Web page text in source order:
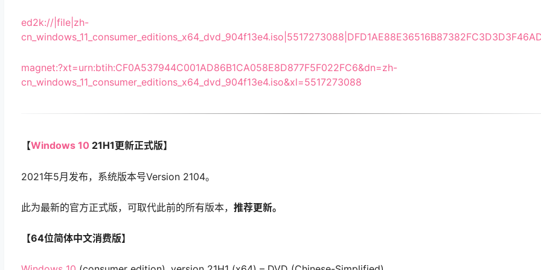
ed2k://|file|zh-
magnet:?xt=urn:btih:CF0A537944C001AD86B1CA058E8D877F5F022FC6&dn=zh-
cn_windows_11_consumer_editions_x64_dvd_904f13e4.iso&xl=5517273088
【Windows 10 21H1更新正式版】
2021年5月发布，系统版本号Version 2104。
此为最新的官方正式版，可取代此前的所有版本， 推荐更新。
【64位简体中文消费版】